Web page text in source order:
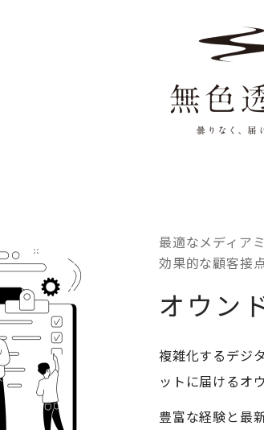
最適な​メディア
効果的な​顧客接
オウン
複雑化するデジ
ットに届けるオ
豊富な経験と最